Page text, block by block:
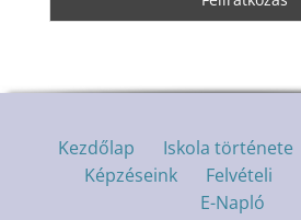
Kezdőlap Iskola története
Képzéseink
Felvételi
E-Napló